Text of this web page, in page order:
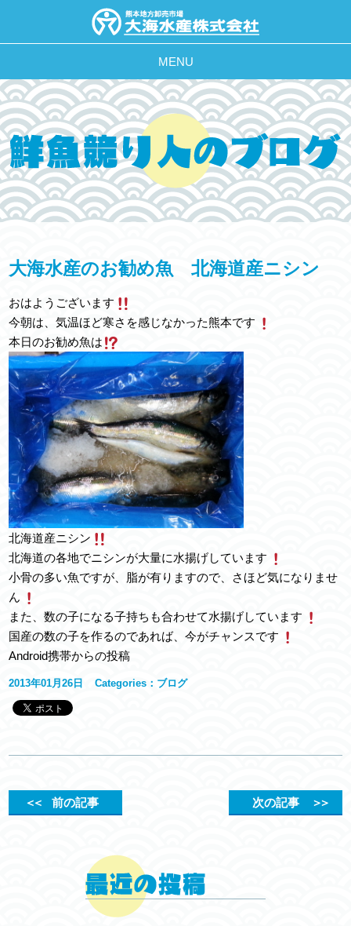
MENU
大海水産のお勧め魚 北海道産ニシン
おはようございます
今朝は、気温ほど寒さを感じなかった熊本です
本日のお勧め魚は
北海道産ニシン
北海道の各地でニシンが大量に水揚げしています
小骨の多い魚ですが、脂が有りますので、さほど気になりませ
ん
また、数の子になる子持ちも合わせて水揚げしています
国産の数の子を作るのであれば、今がチャンスです
Android携帯からの投稿
2013年01月26日 Categories： ブログ
＜＜前の記事 次の記事 ＞＞